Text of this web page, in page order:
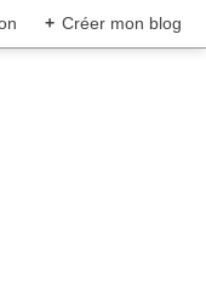
+ Créer mon blog